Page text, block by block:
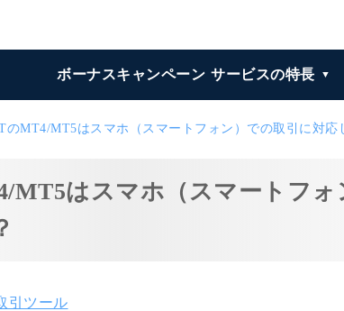
ボーナスキャンペーン サービスの特長
のMT4/MT5はスマホ（スマートフォン）での取引に対応
MT5はスマホ（スマートフォ
引ツール